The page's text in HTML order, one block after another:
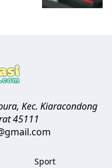
Kec. Kiaracondong
45111
Sport